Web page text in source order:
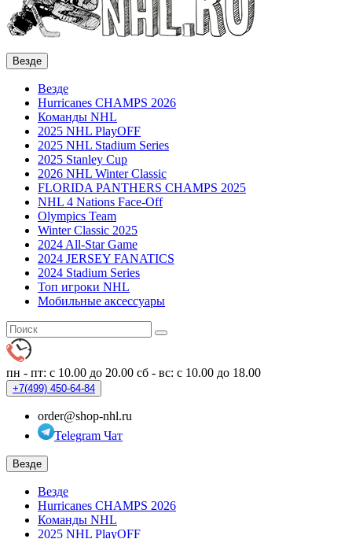
Везде
Везде
Hurricanes CHAMPS 2026
Команды NHL
2025 NHL PlayOFF
2025 NHL Stadium Series
2025 Stanley Cup
2026 NHL Winter Classic
FLORIDA PANTHERS CHAMPS 2025
NHL 4 Nations Face-Off
Olympics Team
Winter Classic 2025
2024 All-Star Game
2024 JERSEY FANATICS
2024 Stadium Series
Топ игроки NHL
Мобильные аксессуары
пн - пт: с 10.00 до 20.00 сб - вс: с 10.00 до 18.00
+7(499) 450-64-84
order@shop-nhl.ru
Telegram Чат
Везде
Везде
Hurricanes CHAMPS 2026
Команды NHL
2025 NHL PlayOFF